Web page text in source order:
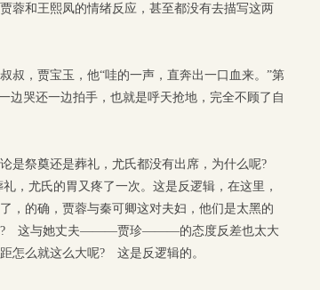
蓉和王熙凤的情绪反应，甚至都没有去描写这两
叔，贾宝玉，他“哇的一声，直奔出一口血来。”第
边哭还一边拍手，也就是呼天抢地，完全不顾了自
是祭奠还是葬礼，尤氏都没有出席，为什么呢?
，尤氏的胃又疼了一次。这是反逻辑，在这里，
，的确，贾蓉与秦可卿这对夫妇，他们是太黑的
呢? 这与她丈夫———贾珍———的态度反差也太大
怎么就这么大呢? 这是反逻辑的。